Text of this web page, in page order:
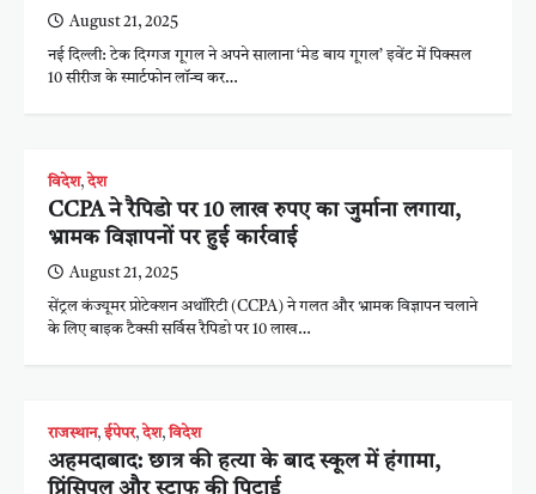
August 21, 2025
नई दिल्ली: टेक दिग्गज गूगल ने अपने सालाना ‘मेड बाय गूगल’ इवेंट में पिक्सल
10 सीरीज के स्मार्टफोन लॉन्च कर…
विदेश, देश
CCPA ने रैपिडो पर 10 लाख रुपए का जुर्माना लगाया,
भ्रामक विज्ञापनों पर हुई कार्रवाई
August 21, 2025
सेंट्रल कंज्यूमर प्रोटेक्शन अथॉरिटी (CCPA) ने गलत और भ्रामक विज्ञापन चलाने
के लिए बाइक टैक्सी सर्विस रैपिडो पर 10 लाख…
राजस्थान, ईपेपर, देश,विदेश
अहमदाबाद: छात्र की हत्या के बाद स्कूल में हंगामा,